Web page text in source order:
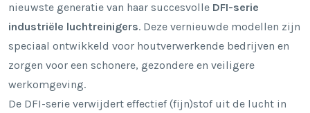
nieuwste generatie van haar succesvolle DFI-serie
industriële luchtreinigers. Deze vernieuwde modellen zijn
speciaal ontwikkeld voor houtverwerkende bedrijven en
zorgen voor een schonere, gezondere en veiligere
werkomgeving.
De DFI-serie verwijdert effectief (fijn)stof uit de lucht in